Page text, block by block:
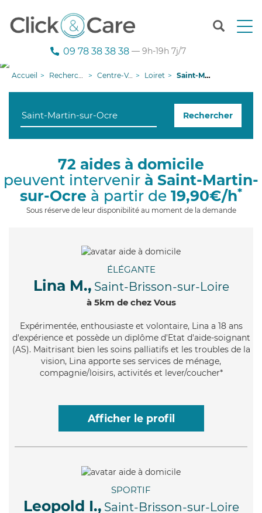
T
n
g
i
09 78 38 38 38 — 9h-19h 7j/7
Accueil Recherche aide à domicile Centre-Val de Loire Loiret Saint-Martin-sur-Ocre
Rechercher
72 aides à domicile
peuvent intervenir à Saint-Martin-
sur-Ocre à partir de 19,90€/h*
Sous réserve de leur disponibilité au moment de la demande
ÉLÉGANTE
Lina M., Saint-Brisson-sur-Loire
à 5km de chez Vous
Expérimentée, enthousiaste et volontaire, Lina a 18 ans
d'expérience et possède un diplôme d'Etat d'aide-soignant
(AS). Maitrisant bien les soins palliatifs et les troubles de la
vision, Lina apporte ses services de ménage,
compagnie/loisirs, activités et lever/coucher*
Afficher le profil
SPORTIF
Leopold I., Saint-Brisson-sur-Loire